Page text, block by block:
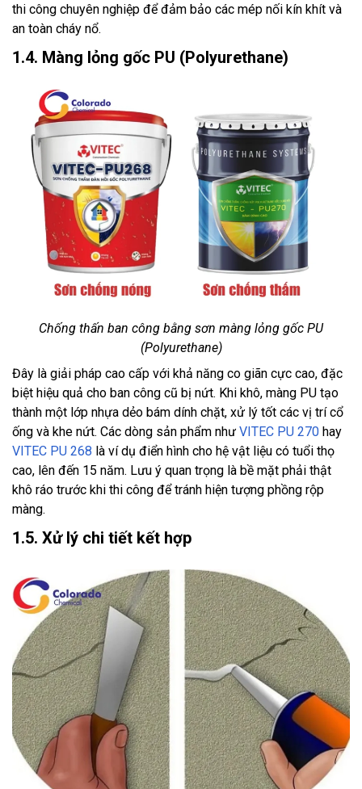
thi công chuyên nghiệp để đảm bảo các mép nối kín khít và
an toàn cháy nổ.
1.4. Màng lỏng gốc PU (Polyurethane)
Chống thấn ban công bằng sơn màng lỏng gốc PU
(Polyurethane)
Đây là giải pháp cao cấp với khả năng co giãn cực cao, đặc
biệt hiệu quả cho ban công cũ bị nứt. Khi khô, màng PU tạo
thành một lớp nhựa dẻo bám dính chặt, xử lý tốt các vị trí cổ
ống và khe nứt. Các dòng sản phẩm như VITEC PU 270 hay
VITEC PU 268 là ví dụ điển hình cho hệ vật liệu có tuổi thọ
cao, lên đến 15 năm. Lưu ý quan trọng là bề mặt phải thật
khô ráo trước khi thi công để tránh hiện tượng phồng rộp
màng.
1.5. Xử lý chi tiết kết hợp